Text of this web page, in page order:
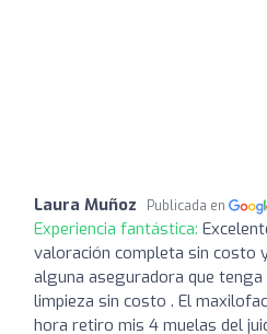
Laura Muñoz Publicada en
Experiencia fantástica:
valoración completa sin costo
alguna aseguradora que
limpieza sin costo . El
hora retiro mis 4 muelas del